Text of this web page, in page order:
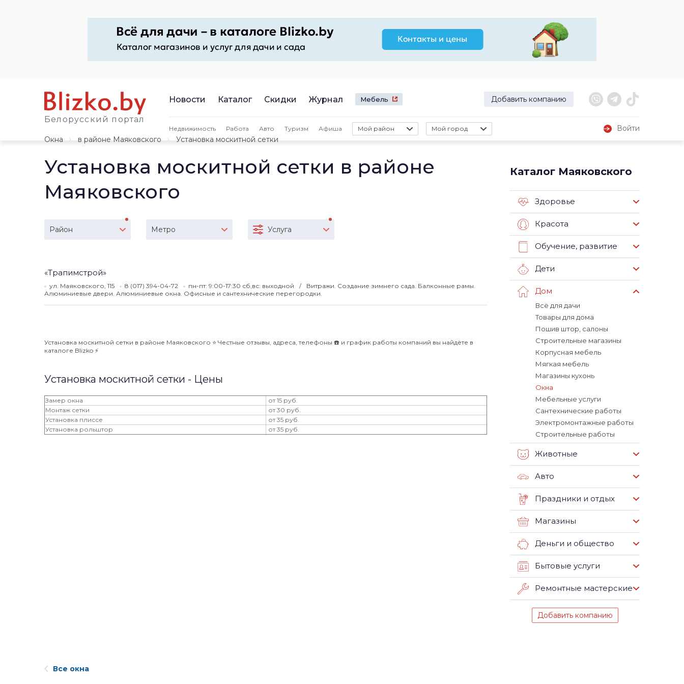
Белорусский портал
Новости Каталог Скидки Журнал Мебель Добавить компанию
Недвижимость Работа Авто Туризм Афиша Мой район Мой город
Войти
Окна
в районе Маяковского Установка москитной сетки
Установка москитной сетки в районе
Маяковского
Район Метро Услуга
«Трапимстрой»
ул. Маяковского, 115 8 (017) 394-04-72 пн-пт: 9:00-17:30 сб,вс: выходной
Витражи. Создание зимнего сада. Балконные рамы.
Алюминиевые двери. Алюминиевые окна. Офисные и сантехнические перегородки.
Установка москитной сетки в районе Маяковского ⭐️ Честные отзывы, адреса, телефоны ☎️ и график работы компаний вы найдёте в
каталоге Blizko ⚡️
Установка москитной сетки - Цены
Замер окна
от 15 руб.
Монтаж сетки
от 30 руб.
Установка плиссе
от 35 руб.
Установка рольштор
от 35 руб.
Каталог Маяковского
Здоровье
Красота
Обучение, развитие
Дети
Дом
Всё для дачи
Товары для дома
Пошив штор, салоны
Строительные магазины
Корпусная мебель
Мягкая мебель
Магазины кухонь
Окна
Мебельные услуги
Сантехнические работы
Электромонтажные работы
Строительные работы
Животные
Авто
Праздники и отдых
Магазины
Деньги и общество
Бытовые услуги
Ремонтные мастерские
Добавить компанию
Все окна